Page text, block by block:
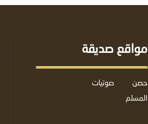
مواقع صديقة
حصن
المسلم
صوتيات